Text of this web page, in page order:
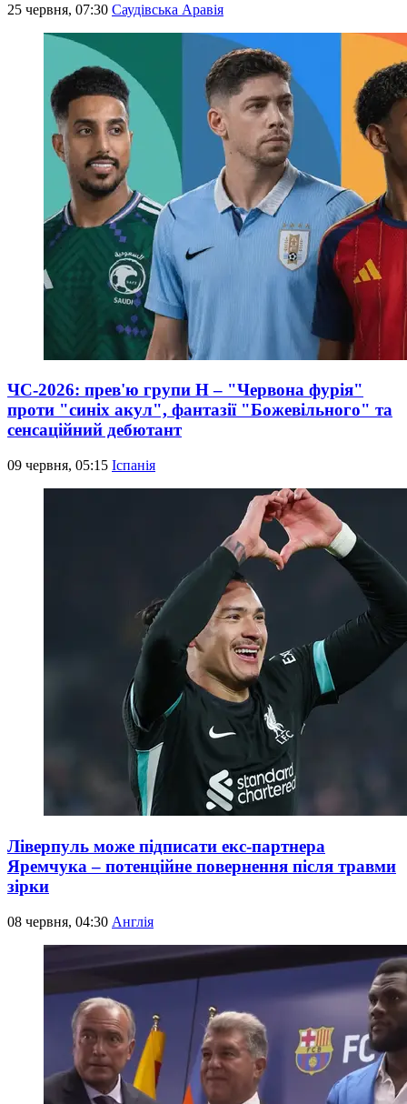
25 червня, 07:30 Саудівська Аравія
ЧС-2026: прев'ю групи Н – "Червона фурія"
проти "синіх акул", фантазії "Божевільного" та
сенсаційний дебютант
09 червня, 05:15 Іспанія
Ліверпуль може підписати екс-партнера
Яремчука – потенційне повернення після травми
зірки
08 червня, 04:30 Англія